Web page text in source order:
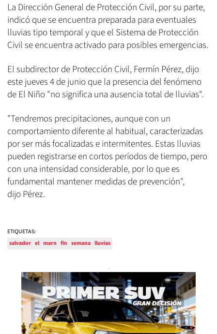
La Dirección General de Protección Civil, por su parte,
indicó que se encuentra preparada para eventuales
lluvias tipo temporal y que el Sistema de Protección
Civil se encuentra activado para posibles emergencias.
El subdirector de Protección Civil, Fermín Pérez, dijo
este jueves 4 de junio que la presencia del fenómeno
de El Niño "no significa una ausencia total de lluvias".
"Tendremos precipitaciones, aunque con un
comportamiento diferente al habitual, caracterizadas
por ser más focalizadas e intermitentes. Estas lluvias
pueden registrarse en cortos períodos de tiempo, pero
con una intensidad considerable, por lo que es
fundamental mantener medidas de prevención",
dijo Pérez.
ETIQUETAS:
salvador el marn fin semana lluvias